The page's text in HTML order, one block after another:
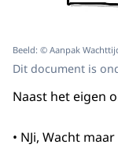
Beeld: © Aanpak
Dit document is
Naast het eigen
• NJi, Wacht maar